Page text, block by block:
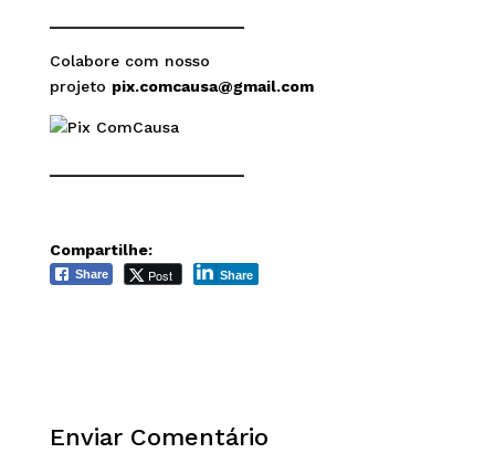
Colabore com nosso
projeto pix.comcausa@gmail.com
Compartilhe:
Share Post Share
Enviar Comentário